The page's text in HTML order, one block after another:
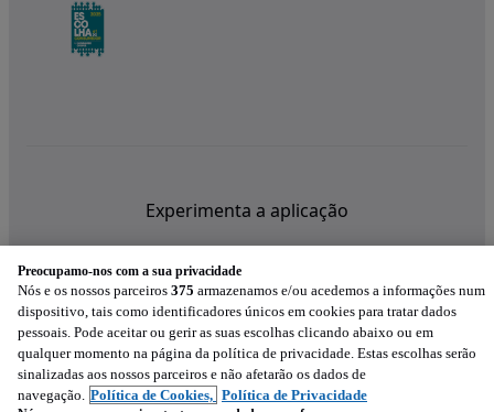
Experimenta a aplicação
Preocupamo-nos com a sua privacidade
Nós e os nossos parceiros 375 armazenamos e/ou acedemos a informações num
dispositivo, tais como identificadores únicos em cookies para tratar dados
pessoais. Pode aceitar ou gerir as suas escolhas clicando abaixo ou em
qualquer momento na página da política de privacidade. Estas escolhas serão
sinalizadas aos nossos parceiros e não afetarão os dados de
navegação. Política de Cookies, Política de Privacidade